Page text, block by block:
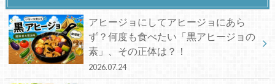
アヒージョにしてアヒージョにあら
ず？何度も食べたい「黒アヒージョの
素」、その正体は？！
2026.07.24